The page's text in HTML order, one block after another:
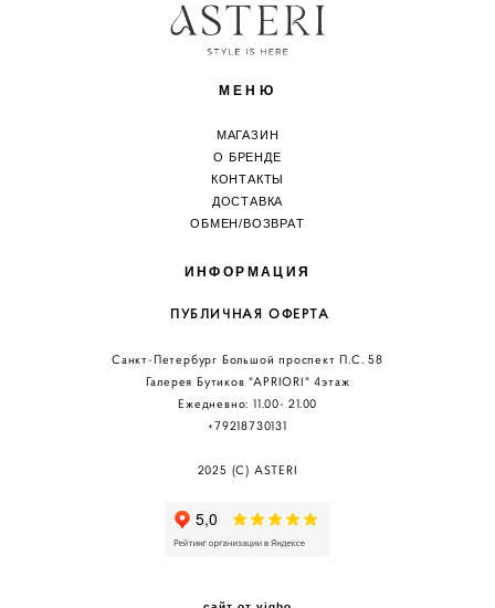
МЕНЮ
МАГАЗИН
О БРЕНДЕ
КОНТАКТЫ
ДОСТАВКА
ОБМЕН/ВОЗВРАТ
ИНФОРМАЦИЯ
ПУБЛИЧНАЯ ОФЕРТА
Санкт-Петербург Большой проспект П.С. 58
Галерея Бутиков "АPRIORI" 4этаж
Ежедневно: 11.00- 21.00
+79218730131
2025 (C) ASTERI